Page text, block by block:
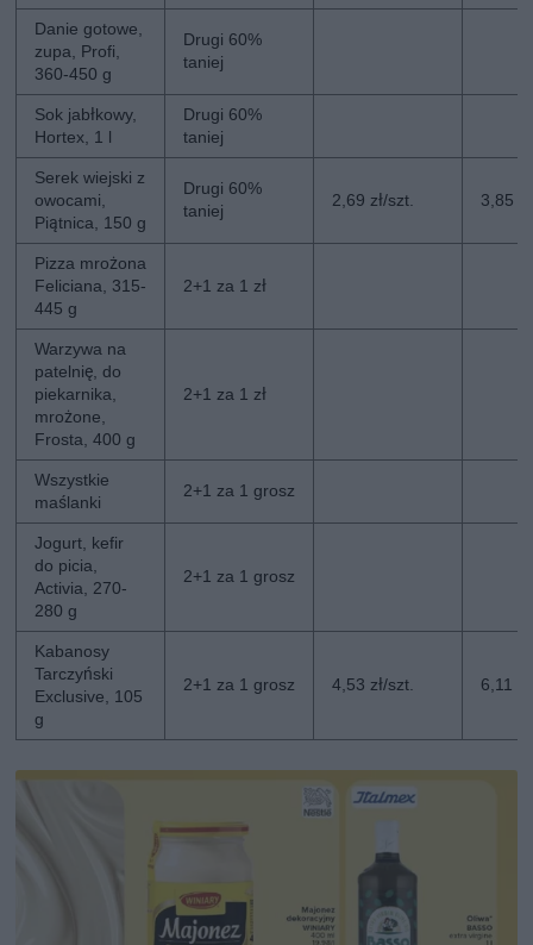
Danie gotowe,
zupa, Profi,
360-450 g
Drugi 60%
taniej
Sok jabłkowy,
Hortex, 1 l
Drugi 60%
taniej
Serek wiejski z
owocami,
Piątnica, 150 g
Drugi 60%
taniej
2,69 zł/szt. 3,85
Pizza mrożona
Feliciana, 315-
445 g
2+1 za 1 zł
Warzywa na
patelnię, do
piekarnika,
mrożone,
Frosta, 400 g
2+1 za 1 zł
Wszystkie
maślanki
2+1 za 1 grosz
Jogurt, kefir
do picia,
Activia, 270-
280 g
2+1 za 1 grosz
Kabanosy
Tarczyński
Exclusive, 105
g
2+1 za 1 grosz 4,53 zł/szt. 6,11